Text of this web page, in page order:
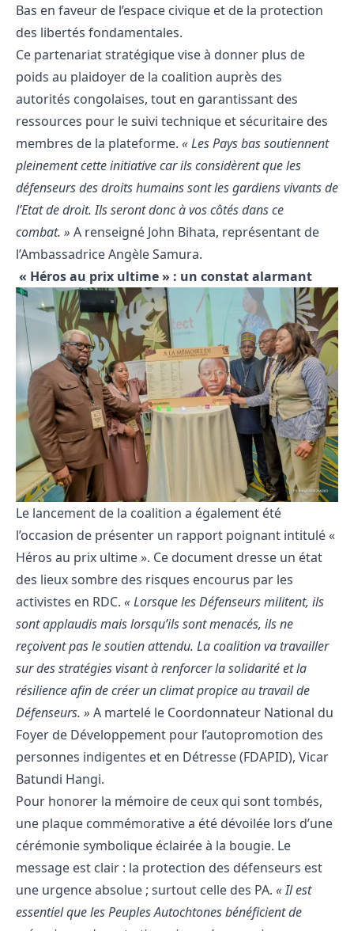
Bas en faveur de l’espace civique et de la protection
des libertés fondamentales.
Ce partenariat stratégique vise à donner plus de
poids au plaidoyer de la coalition auprès des
autorités congolaises, tout en garantissant des
ressources pour le suivi technique et sécuritaire des
membres de la plateforme. « Les Pays bas soutiennent
pleinement cette initiative car ils considèrent que les
défenseurs des droits humains sont les gardiens vivants de
l’Etat de droit. Ils seront donc à vos côtés dans ce
combat. » A renseigné John Bihata, représentant de
l’Ambassadrice Angèle Samura.
« Héros au prix ultime » : un constat alarmant
Le lancement de la coalition a également été
l’occasion de présenter un rapport poignant intitulé «
Héros au prix ultime ». Ce document dresse un état
des lieux sombre des risques encourus par les
activistes en RDC. « Lorsque les Défenseurs militent, ils
sont applaudis mais lorsqu’ils sont menacés, ils ne
reçoivent pas le soutien attendu. La coalition va travailler
sur des stratégies visant à renforcer la solidarité et la
résilience afin de créer un climat propice au travail de
Défenseurs. » A martelé le Coordonnateur National du
Foyer de Développement pour l’autopromotion des
personnes indigentes et en Détresse (FDAPID), Vicar
Batundi Hangi.
Pour honorer la mémoire de ceux qui sont tombés,
une plaque commémorative a été dévoilée lors d’une
cérémonie symbolique éclairée à la bougie. Le
message est clair : la protection des défenseurs est
une urgence absolue ; surtout celle des PA. « Il est
essentiel que les Peuples Autochtones bénéficient de